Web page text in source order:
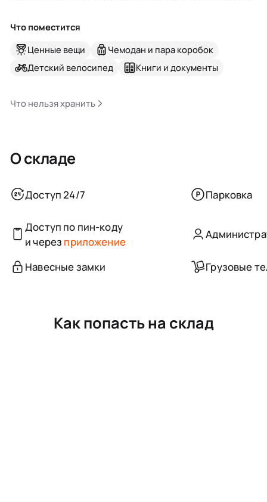
Что поместится
Ценные вещи
Чемодан и пара коробок
Детский велосипед
Книги и документы
Что нельзя хранить
О складе
Доступ 24/7 Парковка
Доступ по пин-коду
и через приложение
Навесные замки Грузовые
Как попасть на склад